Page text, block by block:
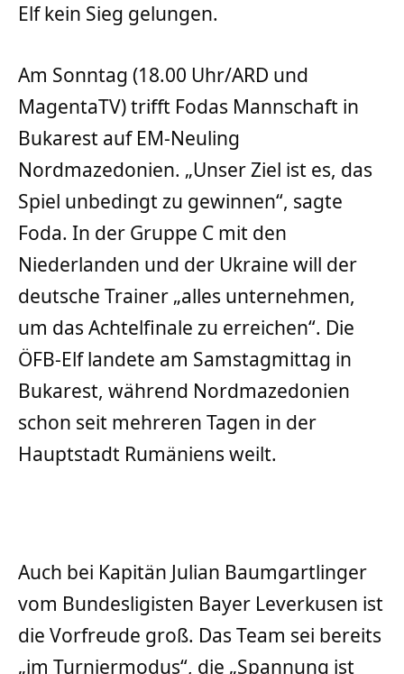
Elf kein Sieg gelungen.
Am Sonntag (18.00 Uhr/ARD und
MagentaTV) trifft Fodas Mannschaft in
Bukarest auf EM-Neuling
Nordmazedonien. „Unser Ziel ist es, das
Spiel unbedingt zu gewinnen“, sagte
Foda. In der Gruppe C mit den
Niederlanden und der Ukraine will der
deutsche Trainer „alles unternehmen,
um das Achtelfinale zu erreichen“. Die
ÖFB-Elf landete am Samstagmittag in
Bukarest, während Nordmazedonien
schon seit mehreren Tagen in der
Hauptstadt Rumäniens weilt.
Auch bei Kapitän Julian Baumgartlinger
vom Bundesligisten Bayer Leverkusen ist
die Vorfreude groß. Das Team sei bereits
„im Turniermodus“, die „Spannung ist